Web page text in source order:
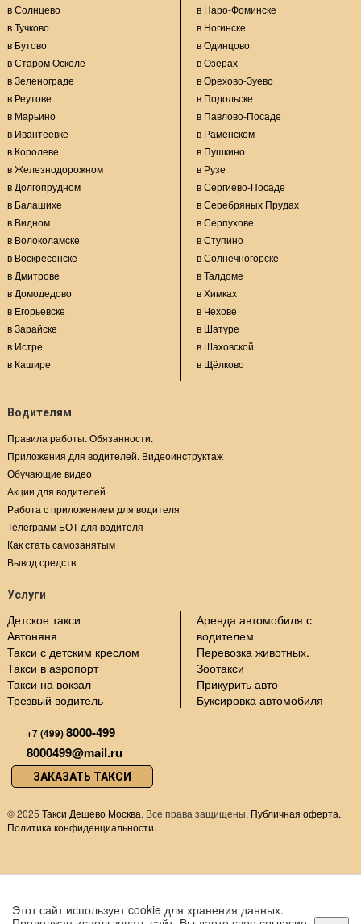
в Солнцево
в Тучково
в Бутово
в Старом Осколе
в Зеленограде
в Реутове
в Марьино
в Ивантеевке
в Королеве
в Железнодорожном
в Долгопрудном
в Балашихе
в Видном
в Волоколамске
в Воскресенске
в Дмитрове
в Домодедово
в Егорьевске
в Зарайске
в Истре
в Кашире
в Наро-Фоминске
в Ногинске
в Одинцово
в Озерах
в Орехово-Зуево
в Подольске
в Павлово-Посаде
в Раменском
в Пушкино
в Рузе
в Сергиево-Посаде
в Серебряных Прудах
в Серпухове
в Ступино
в Солнечногорске
в Талдоме
в Химках
в Чехове
в Шатуре
в Шаховской
в Щёлково
Водителям
Правила работы. Обязанности.
Приложения для водителей. Видеоинструктаж
Обучающие видео
Акции для водителей
Работа с приложением для водителя
Телеграмм БОТ для водителя
Как стать самозанятым
Вывод средств
Услуги
Детское такси
Автоняня
Такси с детским креслом
Такси в аэропорт
Такси на вокзал
Трезвый водитель
Аренда автомобиля с
водителем
Перевозка животных.
Зоотакси
Прикурить авто
Буксировка автомобиля
+7 (499)8000-499
8000499@mail.ru
ЗАКАЗАТЬ ТАКСИ
©2025 Такси Дешево Москва. Все права защищены. Публичная оферта.
Политика конфиденциальности.
Этот сайт использует cookie для хранения данных.